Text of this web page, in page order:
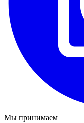
Мы принимаем